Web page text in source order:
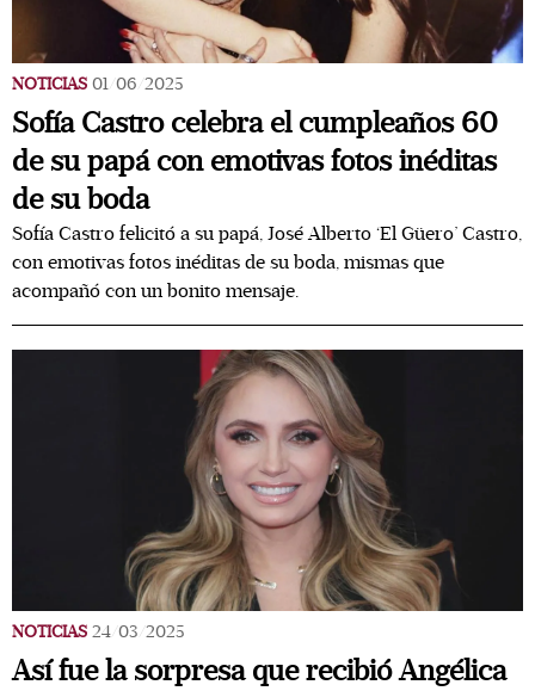
NOTICIAS 01/06/2025
Sofía Castro celebra el cumpleaños 60
de su papá con emotivas fotos inéditas
de su boda
Sofía Castro felicitó a su papá, José Alberto ‘El Güero’ Castro,
con emotivas fotos inéditas de su boda, mismas que
acompañó con un bonito mensaje.
NOTICIAS 24/03/2025
Así fue la sorpresa que recibió Angélica